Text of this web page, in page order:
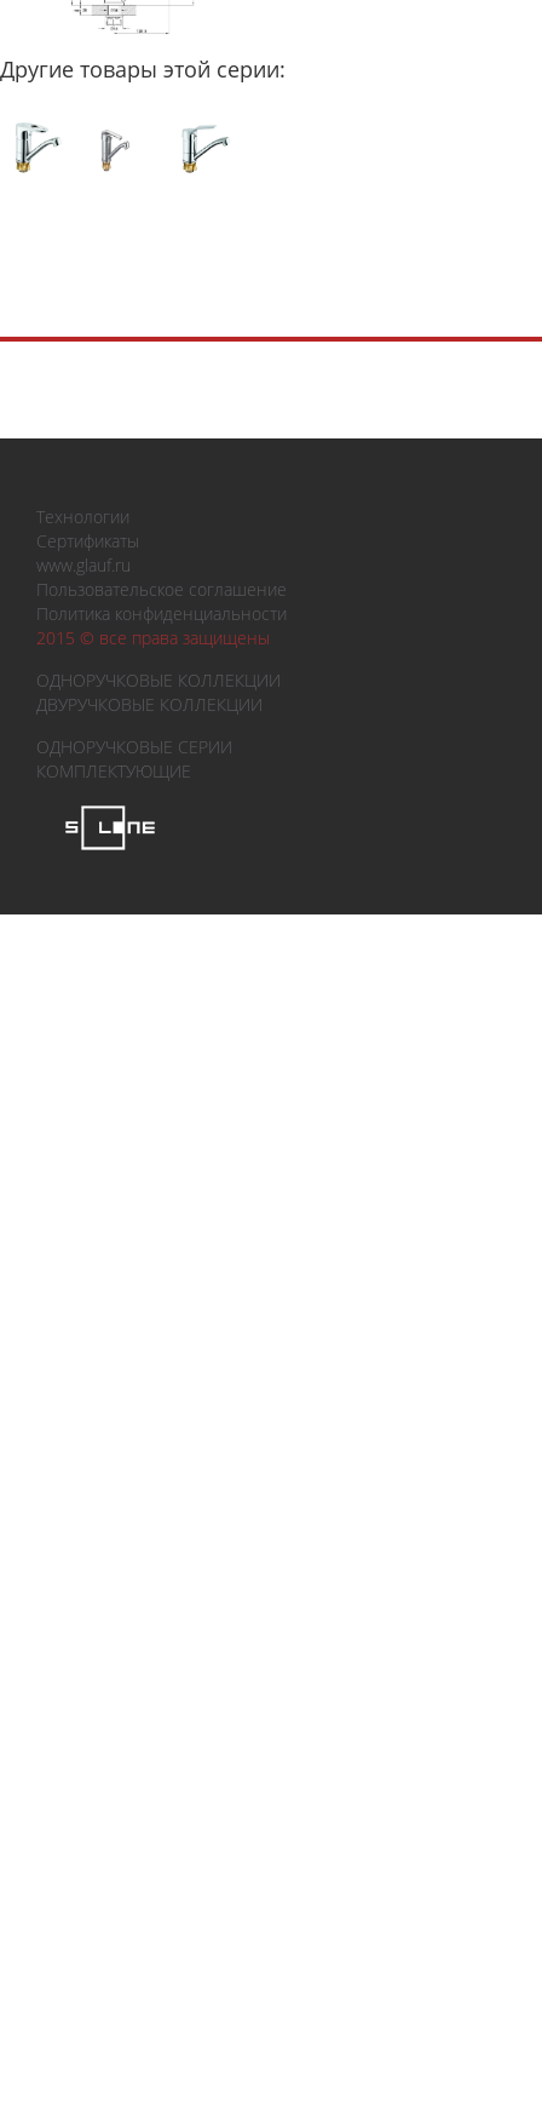
Другие товары этой серии:
Технологии
Сертификаты
www.glauf.ru
Пользовательское соглашение
Политика конфиденциальности
2015 © все права защищены
ОДНОРУЧКОВЫЕ КОЛЛЕКЦИИ
ДВУРУЧКОВЫЕ КОЛЛЕКЦИИ
ОДНОРУЧКОВЫЕ СЕРИИ
КОМПЛЕКТУЮЩИЕ